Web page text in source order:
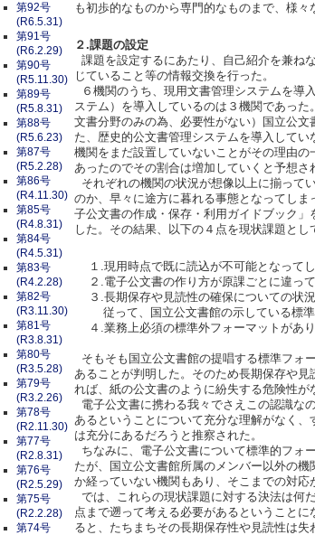
も初歩的なものから専門的なものまで、様々
２.課題の設定
課題を設定するにあたり、自己紹介を兼ね
じていること等の情報交換を行った。
６機関のうち、現用文書管理システムを導
ステム）を導入しているのは３機関であっ
文書分野のみの為、必要性がない）国立公
た、歴史的公文書管理システムを導入して
機関をまだ設置していないことがその理由
あったのでその割合は増加していくと予想さ
それぞれの機関の状況が想像以上に揃って
のか、早々に途方に暮れる事態となってし
子公文書の作成・保存・利用ガイドブック
した。その結果、以下の４点を現状課題とし
１.現用時点で既に読込が不可能となって
２.電子公文書の作り方が原課ごとに違っ
３.長期保存や見読性の確保についての状況
従って、国立公文書館の示している標準
４.業務上必須の標準外フォーマットがあ
そもそも国立公文書館の提唱する標準フォ
あることが判明した。そのため長期保存や
れば、紙の公文書のように紛失する危険性が
電子公文書に携わる我々でさえこの認識な
あるということについて充分な理解がなく
は充分にあるだろうと推察された。
ちなみに、電子公文書について標準的フォ
たが、国立公文書館所属のメンバー以外の
か経っていない機関もあり、そこまでの対応
では、これらの現状課題に対する決法は何
点まで遡って考える必要があるということ
ると、たちまちその長期保存性や見読性は失
第92号
(R6.5.31)
第91号
(R6.2.29)
第90号
(R5.11.30)
第89号
(R5.8.31)
第88号
(R5.6.23)
第87号
(R5.2.28)
第86号
(R4.11.30)
第85号
(R4.8.31)
第84号
(R4.5.31)
第83号
(R4.2.28)
第82号
(R3.11.30)
第81号
(R3.8.31)
第80号
(R3.5.28)
第79号
(R3.2.26)
第78号
(R2.11.30)
第77号
(R2.8.31)
第76号
(R2.5.29)
第75号
(R2.2.28)
第74号